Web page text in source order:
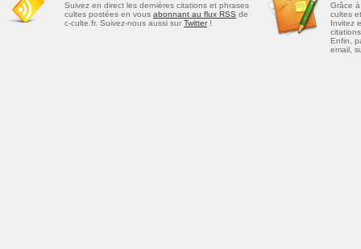
Suivez en direct les dernières citations et phrases
cultes postées en vous abonnant au flux RSS de
c-culte.fr. Suivez-nous aussi sur Twitter!
Grâce
cultes
Invitez
citations
Enfin,
email,